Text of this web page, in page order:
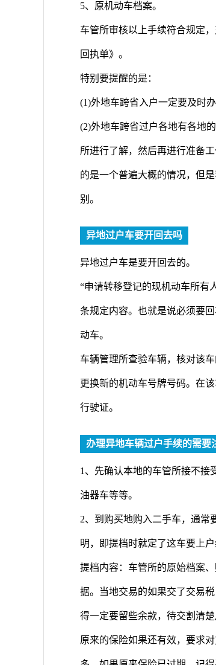
5、原机动车档案。
车管所审核以上手续符合规定
回执单》。
特别要提醒的是：
(1)外地车跨省入户一定要及时
(2)外地车跨省过户各地有各地
所进行了解，然后再进行准备
的是一个普遍大概的情况，但
别。
异地过户车要开回去吗
异地过户车是要开回去的。
“申请转移登记的现机动车所有
条规定内容。也就是说必须要
动车。
车辆管理所查验车辆，核对该
更换新的机动车号牌号码。在
行驶证。
办理异地车辆过户手续的需要
1、先确认本地的车管所接不接
油器车等等。
2、到购买地购入二手车，通常
明，即提档时就定了这车要上户
提档内容：车管所的原始档案
据。当地交易的如果交了交易
得一定要留些余款，待交割清楚
原来的保险如果还有效，要求